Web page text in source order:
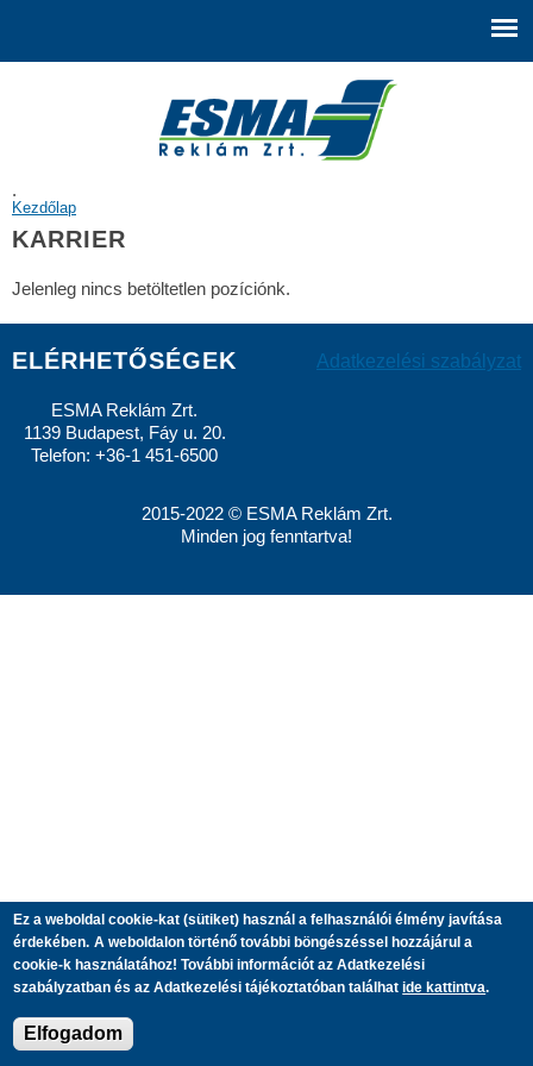
.
JELENLEGI HELY
Kezdőlap
KARRIER
Jelenleg nincs betöltetlen pozíciónk.
ELÉRHETŐSÉGEK
ESMA Reklám Zrt.
1139 Budapest, Fáy u. 20.
Telefon: +36-1 451-6500
Adatkezelési szabályzat
2015-2022 © ESMA Reklám Zrt.
Minden jog fenntartva!
Ez a weboldal cookie-kat (sütiket) használ a felhasználói élmény javítása
érdekében. A weboldalon történő további böngészéssel hozzájárul a
cookie-k használatához! További információt az Adatkezelési
szabályzatban és az Adatkezelési tájékoztatóban találhatide kattintva.
Elfogadom